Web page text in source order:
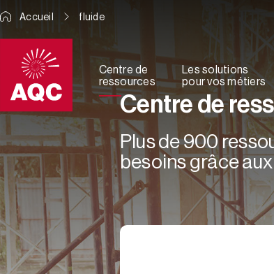
Centre de
ressources
Les solutions
pour vos métiers
Accueil fluide
Centre de
Plus de 900
besoins grâce